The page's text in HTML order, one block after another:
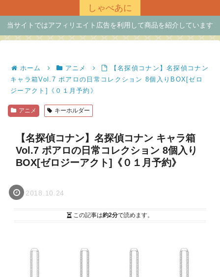
しゃべあに
当サイトではアフィリエイト広告を利用して商品を紹介しています
ホーム アニメ
【名探偵コナン】名探偵コナン
キャラ箱Vol.7 ポアロの日常コレクション 8個入りBOX[ゼロ
ジーアクト]《０１月予約》
アニメ キーホルダー
【名探偵コナン】名探偵コナン キャラ箱
Vol.7 ポアロの日常コレクション 8個入り
BOX[ゼロジーアクト]《０１月予約》
2018.10.24
この記事は約2分で読めます。